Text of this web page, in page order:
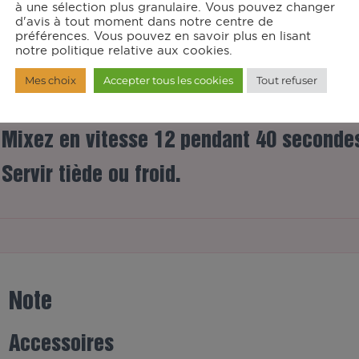
Dans le robot muni du couteau hachoir
épluchées et coupées en quartiers.
citron et la cannelle. Lancez la cuisson
Mixez en vitesse 12 pendant 40
Servir tiède ou froid.
Note
Accessoires
à une sélection plus granulaire. Vous pouvez changer
d'avis à tout moment dans notre centre de
préférences. Vous pouvez en savoir plus en lisant
notre politique relative aux cookies.
Mes choix Accepter tous les cookies Tout refuser